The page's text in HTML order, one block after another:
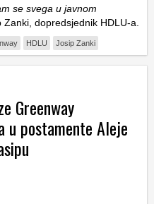
se svega u javnom
Zanki, dopredsjednik HDLU-a.
HDLU Josip Zanki
Greenway
u postamente Aleje